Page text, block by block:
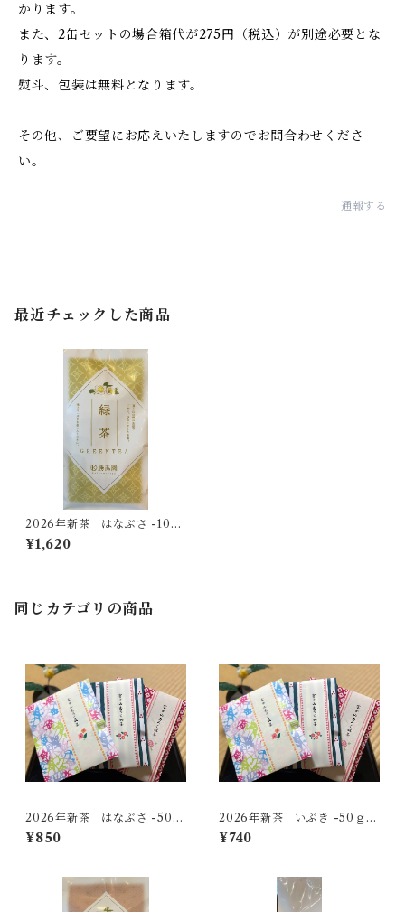
かります。
また、2缶セットの場合箱代が275円（税込）が別途必要とな
ります。
熨斗、包装は無料となります。
その他、ご要望にお応えいたしますのでお問合わせくださ
い。
通報する
最近チェックした商品
2026年新茶 はなぶさ -100
ｇ-
¥1,620
同じカテゴリの商品
2026年新茶 はなぶさ -50
ｇ-【無料ギフト個包装】
¥850
2026年新茶 いぶき -50ｇ-
【無料ギフト個包装】
¥740